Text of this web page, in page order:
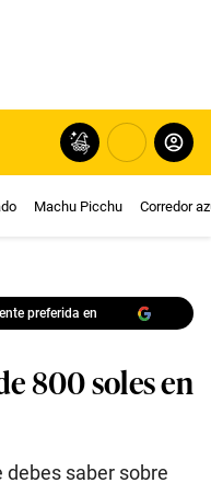
Machu Picchu Corredor
preferida en
800 soles en
saber sobre